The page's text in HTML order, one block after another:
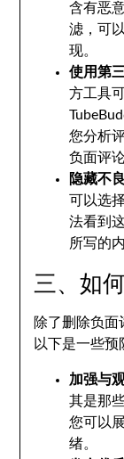
含有恶
滤，可
现。
使用第
方工具
您分析
负面评论
隐藏不
可以选
法看到
所写的
三、如
除了删除负面
以下是一些预
加强与
其是那
您可以
绪。